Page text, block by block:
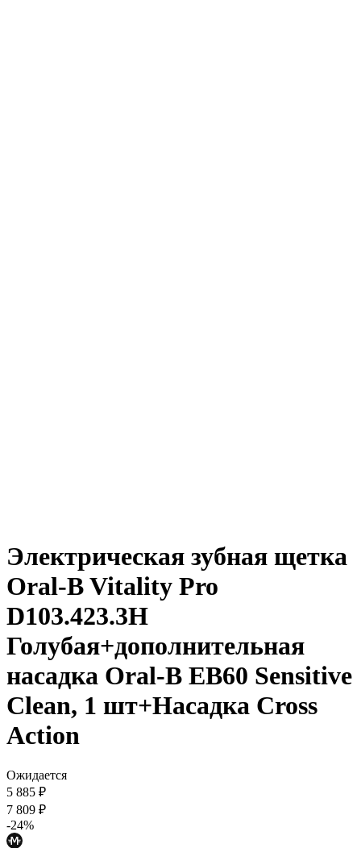
Электрическая зубная щетка
Oral-B Vitality Pro
D103.423.3H
Голубая+дополнительная
насадка Oral-B EB60 Sensitive
Clean, 1 шт+Насадка Cross
Action
Ожидается
5 885 ₽
7 809 ₽
-24%